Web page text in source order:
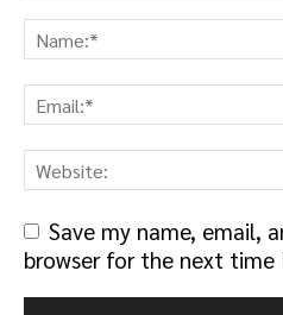
Save my name, email,
browser for the next time